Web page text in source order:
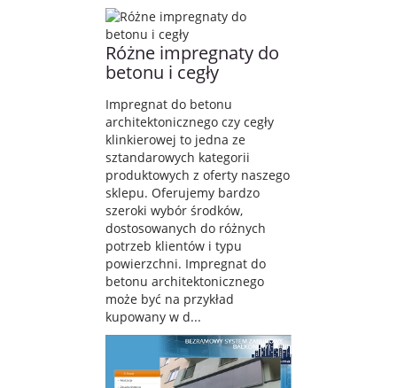
Różne impregnaty do
betonu i cegły
Impregnat do betonu
architektonicznego czy cegły
klinkierowej to jedna ze
sztandarowych kategorii
produktowych z oferty naszego
sklepu. Oferujemy bardzo
szeroki wybór środków,
dostosowanych do różnych
potrzeb klientów i typu
powierzchni. Impregnat do
betonu architektonicznego
może być na przykład
kupowany w d...